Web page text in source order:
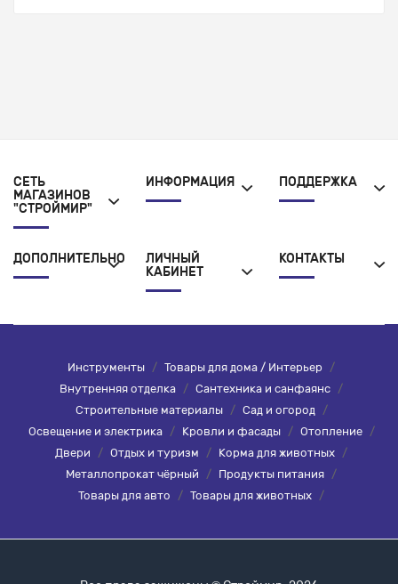
СЕТЬ
МАГАЗИНОВ
"СТРОЙМИР"
ИНФОРМАЦИЯ ПОДДЕРЖКА
ДОПОЛНИТЕЛЬНО
ЛИЧНЫЙ
КАБИНЕТ
КОНТАКТЫ
Инструменты / Товары для дома / Интерьер /
Внутренняя отделка / Сантехника и санфаянс /
Строительные материалы
/ Сад и огород
/
Освещение и электрика
/ Кровли и фасады / Отопление
/
Двери
/ Отдых и туризм / Корма для животных /
Металлопрокат чёрный
/ Продукты питания /
Товары для авто
/ Товары для животных /